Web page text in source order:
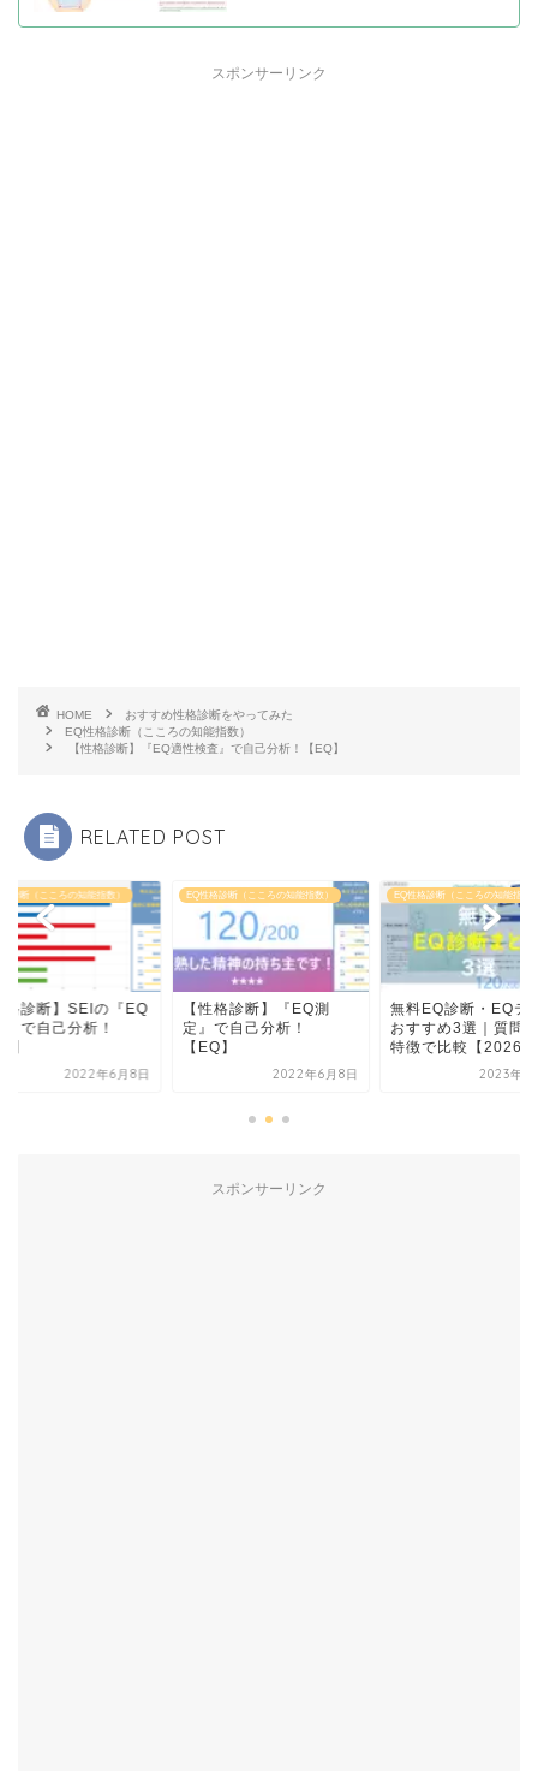
スポンサーリンク
HOME
おすすめ性格診断をやってみた
EQ性格診断（こころの知能指数）
【性格診断】『EQ適性検査』で自己分析！【EQ】
RELATED POST
診断（こころの知能指数）
格診断】SEIの『EQ
』で自己分析！
2022年6月8日
EQ性格診断（こころの知能指数）
【性格診断】『EQ測
定』で自己分析！
【EQ】
2022年6月8日
EQ性格診断（こころの知能指数
無料EQ診断・EQテ
おすすめ3選｜質問
特徴で比較【2026...
2023年2
スポンサーリンク